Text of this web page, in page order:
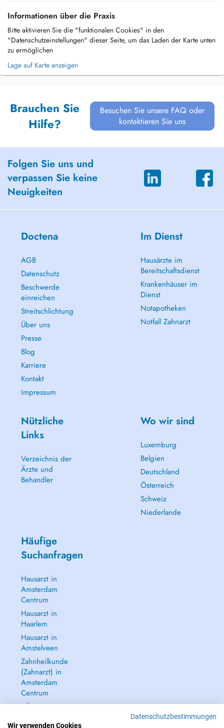
Informationen über die Praxis
Bitte aktivieren Sie die "funktionalen Cookies" in den
"Datenschutzeinstellungen" dieser Seite, um das Laden der Karte unten
zu ermöglichen
Lage auf Karte anzeigen
Brauchen Sie
Hilfe?
Besuchen Sie unsere FAQ oder
kontaktieren Sie uns
Folgen Sie uns und
verpassen Sie keine
Neuigkeiten
Doctena
AGB
Datenschutz
Beschwerde
einreichen
Streitschlichtung
Über uns
Presse
Blog
Karriere
Kontakt
Impressum
Im Dienst
Hausärzte im
Bereitschaftsdienst
Krankenhäuser im
Dienst
Notapotheken
Notfall Zahnarzt
Nützliche
Links
Verzeichnis der
Ärzte und
Behandler
Wo wir sind
Luxemburg
Belgien
Deutschland
Österreich
Schweiz
Niederlande
Häufige
Suchanfragen
Hausarzt in
Amsterdam
Centrum
Hausarzt in
Haarlem
Hausarzt in
Amstelveen
Zahnheilkunde
(Zahnarzt) in
Amsterdam
Centrum
Alle anzeigen →
Datenschutzbestimmungen
Wir verwenden Cookies